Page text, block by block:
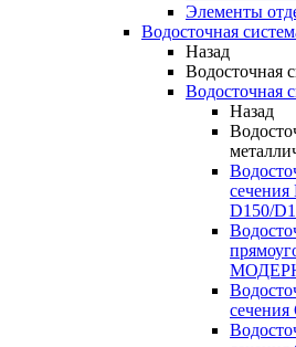
Элементы
Водосточная
Назад
Водосточная
Водосточная
Назад
D150/